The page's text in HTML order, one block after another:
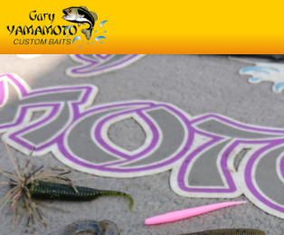
ゲ
ー
リ
ー
イ
ン
タ
ー
ナ
シ
ョ